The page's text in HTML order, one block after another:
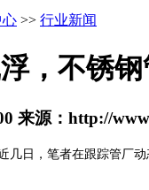
心 >> 行业新闻
，不锈
来源： http://
几日，笔者在跟踪管厂